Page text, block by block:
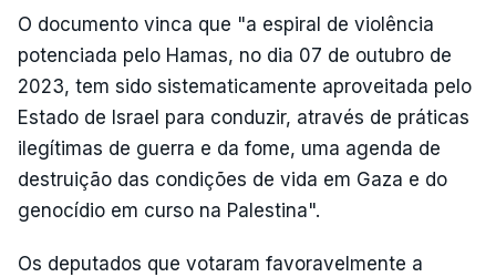
O documento vinca que "a espiral de violência
potenciada pelo Hamas, no dia 07 de outubro de
2023, tem sido sistematicamente aproveitada pelo
Estado de Israel para conduzir, através de práticas
ilegítimas de guerra e da fome, uma agenda de
destruição das condições de vida em Gaza e do
genocídio em curso na Palestina".
Os deputados que votaram favoravelmente a